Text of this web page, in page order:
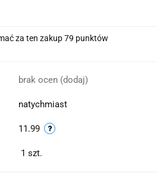
za ten zakup 79 punktów
brak ocen (dodaj)
natychmiast
11.99
1 szt.